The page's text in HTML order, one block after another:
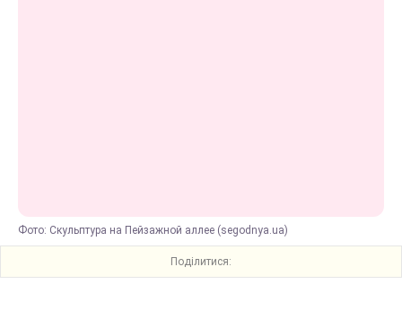
Фото: Скульптура на Пейзажной аллее (segodnya.ua)
Поділитися: